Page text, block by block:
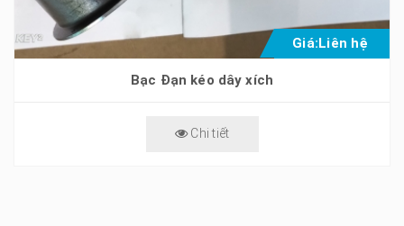
Giá:Liên hệ
Bạc Đạn kéo dây xích
Chi tiết